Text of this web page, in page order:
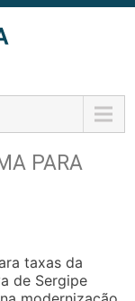
PARA
taxas da
de Sergipe